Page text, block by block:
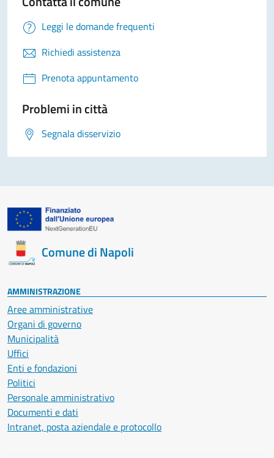
Leggi le domande frequenti
Richiedi assistenza
Prenota appuntamento
Problemi in città
Segnala disservizio
Comune di Napoli
AMMINISTRAZIONE
Aree amministrative
Organi di governo
Municipalità
Uffici
Enti e fondazioni
Politici
Personale amministrativo
Documenti e dati
Intranet, posta aziendale e protocollo